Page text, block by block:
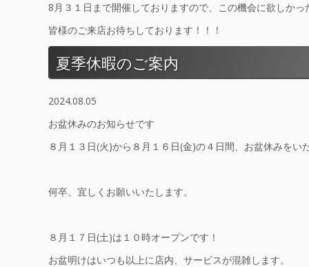
8月３１日まで開催しておりますので、この機会に欲しか
皆様のご来店お待ちしております！！！
夏季休暇のご案内
2024.08.05
お盆休みのお知らせです
８月１３日(火)から８月１６日(金)の４日間、お盆休みをい
何卒、宜しくお願いいたします。
８月１７日(土)は１０時オープンです！
お盆明けはいつも以上に店内、サービスが混雑します。